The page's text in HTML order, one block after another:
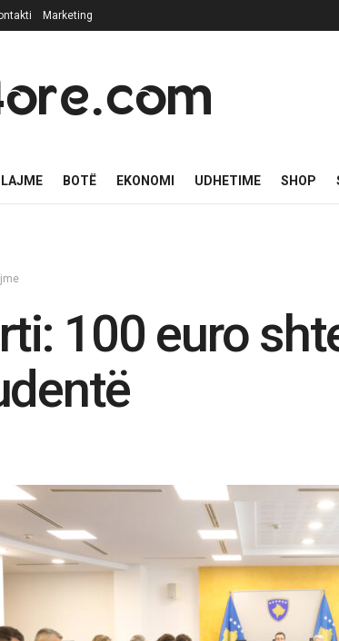
Marketing
LAJME BOTË EKONOMI UDHETIME SHOP
100 euro